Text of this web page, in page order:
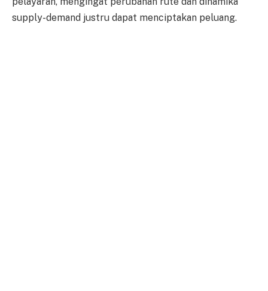
supply-demand justru dapat menciptakan peluang.